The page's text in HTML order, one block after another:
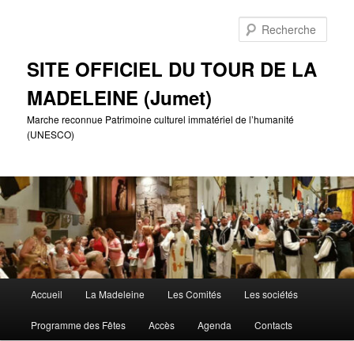
SITE OFFICIEL DU TOUR DE LA
MADELEINE (Jumet)
Marche reconnue Patrimoine culturel immatériel de l’humanité
(UNESCO)
principal
Accueil La Madeleine Les Comités Les sociétés
Programme des Fêtes Accès Agenda Contacts